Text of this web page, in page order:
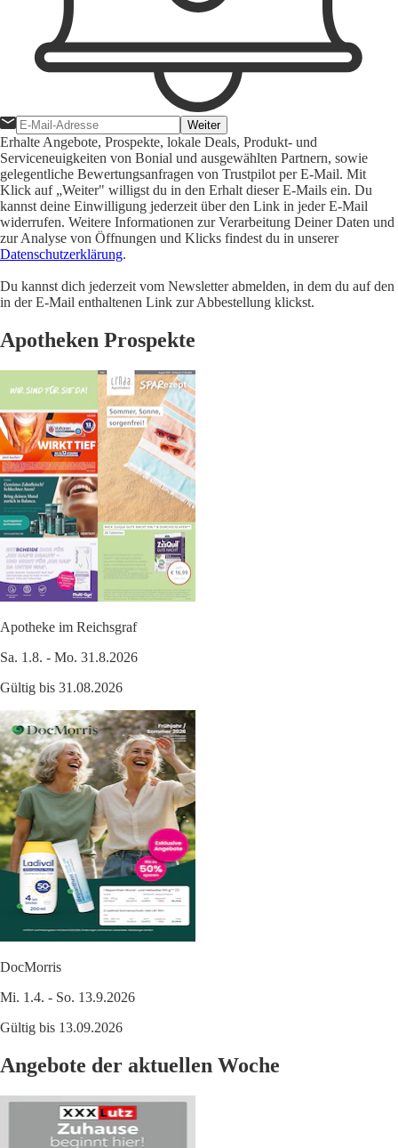
Weiter
Erhalte Angebote, Prospekte, lokale Deals, Produkt- und
Serviceneuigkeiten von Bonial und ausgewählten Partnern, sowie
gelegentliche Bewertungsanfragen von Trustpilot per E-Mail. Mit
Klick auf „Weiter" willigst du in den Erhalt dieser E-Mails ein. Du
kannst deine Einwilligung jederzeit über den Link in jeder E-Mail
widerrufen. Weitere Informationen zur Verarbeitung Deiner Daten und
zur Analyse von Öffnungen und Klicks findest du in unserer
Datenschutzerklärung.
Du kannst dich jederzeit vom Newsletter abmelden, in dem du auf den
in der E-Mail enthaltenen Link zur Abbestellung klickst.
Apotheken Prospekte
Apotheke im Reichsgraf
Sa. 1.8. - Mo. 31.8.2026
Gültig bis 31.08.2026
DocMorris
Mi. 1.4. - So. 13.9.2026
Gültig bis 13.09.2026
Angebote der aktuellen Woche